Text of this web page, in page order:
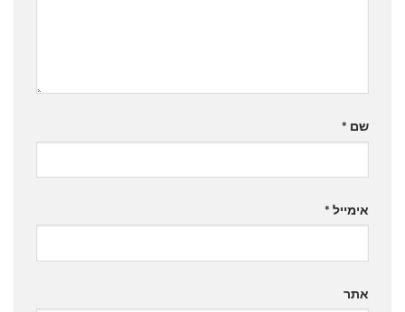
שם *
אימייל *
אתר